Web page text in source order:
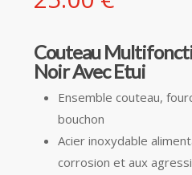
Couteau
Noir Avec Etui
Ensemble couteau,
bouchon
Acier inoxydable
corrosion et aux